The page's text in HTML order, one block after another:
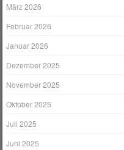
März 2026
Februar 2026
Januar 2026
Dezember 2025
November 2025
Oktober 2025
Juli 2025
Juni 2025